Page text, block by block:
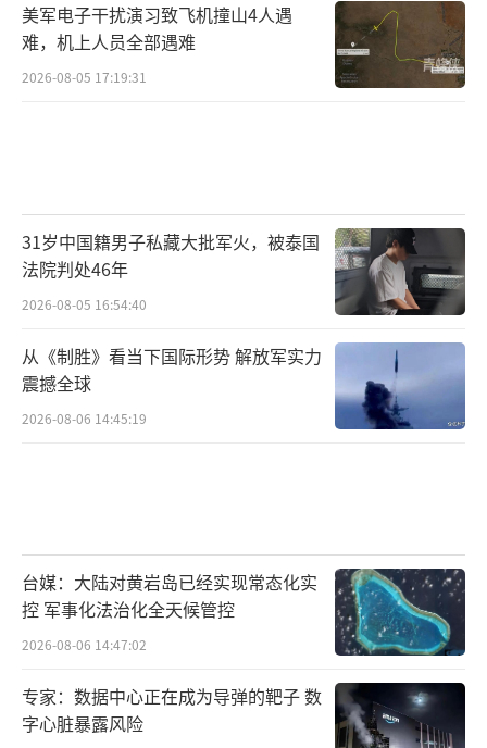
美军电子干扰演习致飞机撞山4人遇
难，机上人员全部遇难
2026-08-05 17:19:31
31岁中国籍男子私藏大批军火，被泰国
法院判处46年
2026-08-05 16:54:40
从《制胜》看当下国际形势 解放军实力
震撼全球
2026-08-06 14:45:19
台媒：大陆对黄岩岛已经实现常态化实
控 军事化法治化全天候管控
2026-08-06 14:47:02
专家：数据中心正在成为导弹的靶子 数
字心脏暴露风险